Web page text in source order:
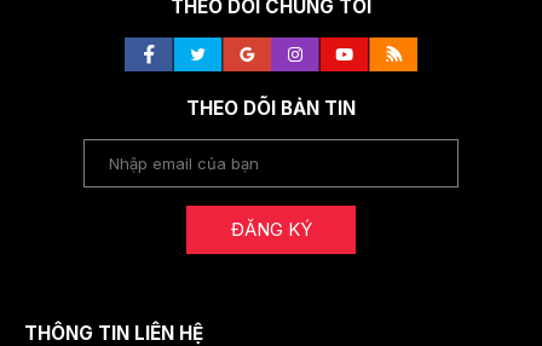
THEO DÕI CHÚNG TÔI
THEO DÕI BẢN TIN
ĐĂNG KÝ
THÔNG TIN LIÊN HỆ